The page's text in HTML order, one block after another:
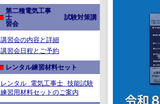
第二種電気工事
士 試験対策講
習会
講習会の内容と詳細
講習会日程とご予約
レンタル練習材料セット
レンタル 電気工事士 技能試験
練習用材料セットのご案内